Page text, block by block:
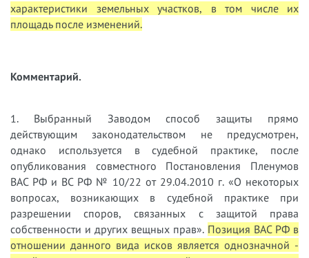
характеристики земельных участков, в том числе их
площадь после изменений.
Комментарий.
1. Выбранный Заводом способ защиты прямо
действующим законодательством не предусмотрен,
однако используется в судебной практике, после
опубликования совместного Постановления Пленумов
ВАС РФ и ВС РФ № 10/22 от 29.04.2010 г. «О некоторых
вопросах, возникающих в судебной практике при
разрешении споров, связанных с защитой права
собственности и других вещных прав». Позиция ВАС РФ в
отношении данного вида исков является однозначной -